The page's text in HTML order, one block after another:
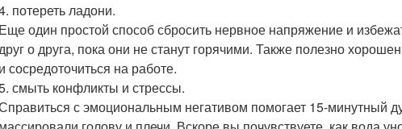
потереть ладони.
Еще один простой способ сбросить нервное напряжение и
о друга, пока они не станут горячими. Также полезно
и сосредоточиться на работе.
смыть конфликты и стрессы.
с эмоциональным негативом помогает 15-минутный